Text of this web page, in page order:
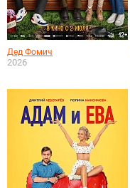
Дед Фомич
2026